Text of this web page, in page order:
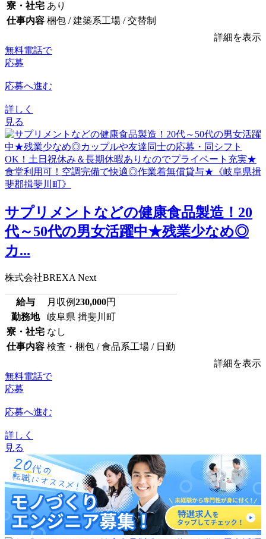
寮・社宅 あり
仕事内容 梱包 / 建築系工場 / 交替制
詳細を表示
無料電話で
応募
応募へ進む
詳しく
見る
サプリメントなどの健康食品製造！20
代～50代の男女活躍中★残業少なめ◎
カ...
株式会社BREXA Next
給与 月収例230,000円
勤務地
岐阜県 揖斐川町
寮・社宅 なし
仕事内容 検査・梱包 / 食品系工場 / 日勤
詳細を表示
無料電話で
応募
応募へ進む
詳しく
見る